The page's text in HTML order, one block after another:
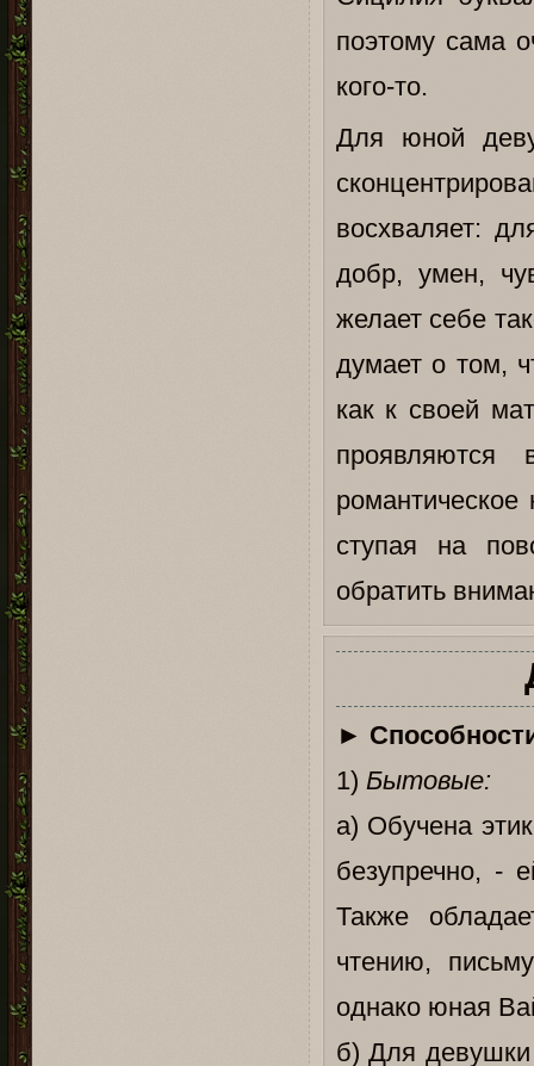
поэтому сама
кого-то.
Для юной
восхваляет:
добр, умен,
желает себе
думает о том,
как к своей
проявляются
ступая на
обратить
►
1) Бытовые:
а) Обучена
безупречно, -
Также
чтению,
однако юная
б) Для девушки